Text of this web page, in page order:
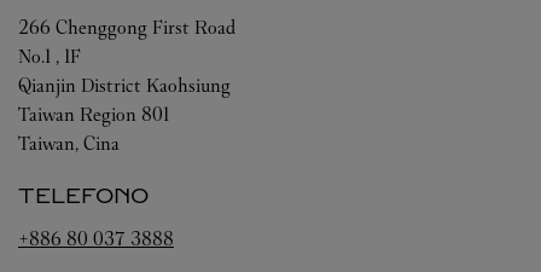
266 Chenggong First Road
No.1 , 1F
Qianjin District Kaohsiung
Taiwan Region 801
Taiwan, Cina
TELEFONO
+886 80 037 3888